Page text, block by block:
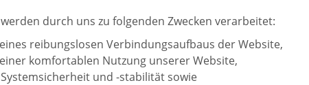
durch uns zu folgenden Zwecken verarbeitet:
reibungslosen Verbindungsaufbaus der Website,
komfortablen Nutzung unserer Website,
und -stabilität sowie